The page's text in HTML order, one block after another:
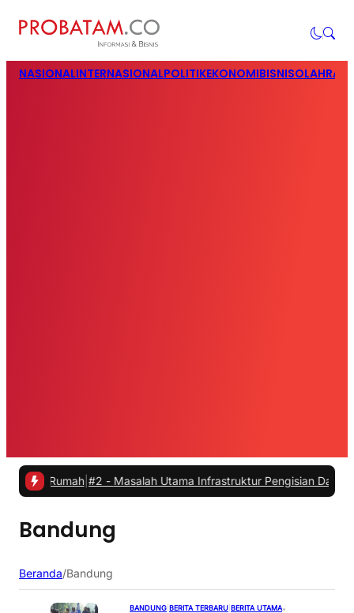
NASIONALINTERNASIONALPOLITIKEKONOMIBISNIS
| #2 -Masalah Utama Infrastruktur Pengisian Daya untuk
Bandung
Beranda/Bandung
BANDUNG BERITA TERBARU BERITA UTAMA•